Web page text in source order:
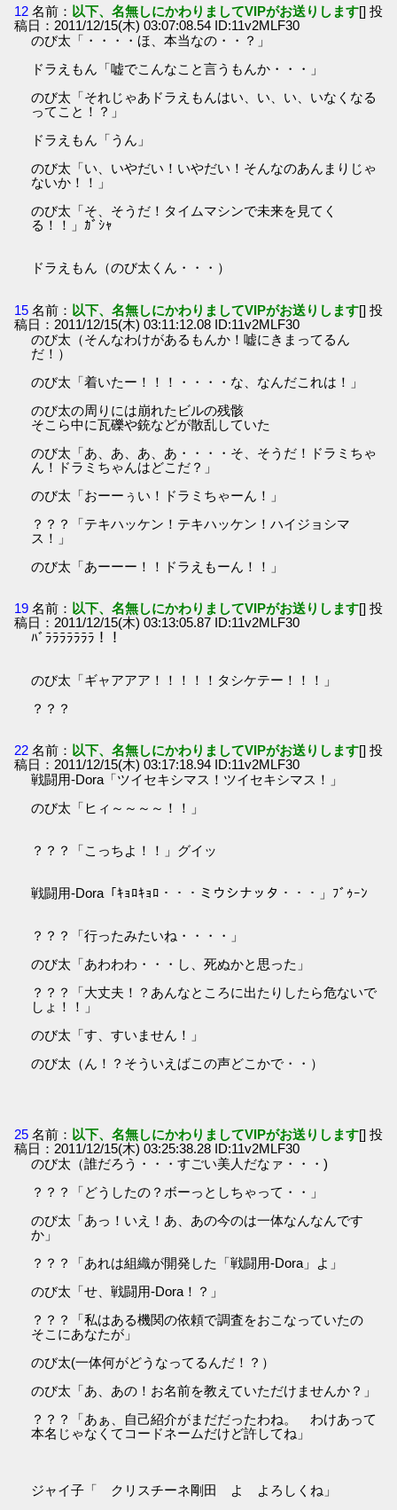
12 名前： 以下、名無しにかわりましてVIPがお送りします[] 投
稿日：2011/12/15(木) 03:07:08.54 ID:11v2MLF30
のび太「・・・・ほ、本当なの・・？」
ドラえもん「嘘でこんなこと言うもんか・・・」
のび太「それじゃあドラえもんはい、い、い、いなくなる
ってこと！？」
ドラえもん「うん」
のび太「い、いやだい！いやだい！そんなのあんまりじゃ
ないか！！」
のび太「そ、そうだ！タイムマシンで未来を見てく
る！！」ｶﾞｼｬ
ドラえもん（のび太くん・・・）
15 名前： 以下、名無しにかわりましてVIPがお送りします[] 投
稿日：2011/12/15(木) 03:11:12.08 ID:11v2MLF30
のび太（そんなわけがあるもんか！嘘にきまってるん
だ！）
のび太「着いたー！！！・・・・な、なんだこれは！」
のび太の周りには崩れたビルの残骸
そこら中に瓦礫や銃などが散乱していた
のび太「あ、あ、あ、あ・・・・そ、そうだ！ドラミちゃ
ん！ドラミちゃんはどこだ？」
のび太「おーーぅい！ドラミちゃーん！」
？？？「テキハッケン！テキハッケン！ハイジョシマ
ス！」
のび太「あーーー！！ドラえもーん！！」
19 名前： 以下、名無しにかわりましてVIPがお送りします[] 投
稿日：2011/12/15(木) 03:13:05.87 ID:11v2MLF30
ﾊﾞﾗﾗﾗﾗﾗﾗﾗ！！
のび太「ギャアアア！！！！！タシケテー！！！」
？？？
22 名前： 以下、名無しにかわりましてVIPがお送りします[] 投
稿日：2011/12/15(木) 03:17:18.94 ID:11v2MLF30
戦闘用-Dora「ツイセキシマス！ツイセキシマス！」
のび太「ヒィ～～～～！！」
？？？「こっちよ！！」グイッ
戦闘用-Dora「ｷｮﾛｷｮﾛ・・・ミウシナッタ・・・」ﾌﾞｩｰﾝ
？？？「行ったみたいね・・・・」
のび太「あわわわ・・・し、死ぬかと思った」
？？？「大丈夫！？あんなところに出たりしたら危ないで
しょ！！」
のび太「す、すいません！」
のび太（ん！？そういえばこの声どこかで・・）
25 名前： 以下、名無しにかわりましてVIPがお送りします[] 投
稿日：2011/12/15(木) 03:25:38.28 ID:11v2MLF30
のび太（誰だろう・・・すごい美人だなァ・・・)
？？？「どうしたの？ボーっとしちゃって・・」
のび太「あっ！いえ！あ、あの今のは一体なんなんです
か」
？？？「あれは組織が開発した「戦闘用-Dora」よ」
のび太「せ、戦闘用-Dora！？」
？？？「私はある機関の依頼で調査をおこなっていたの
そこにあなたが」
のび太(一体何がどうなってるんだ！？）
のび太「あ、あの！お名前を教えていただけませんか？」
？？？「あぁ、自己紹介がまだだったわね。 わけあって
本名じゃなくてコードネームだけど許してね」
ジャイ子「 クリスチーネ剛田 よ よろしくね」